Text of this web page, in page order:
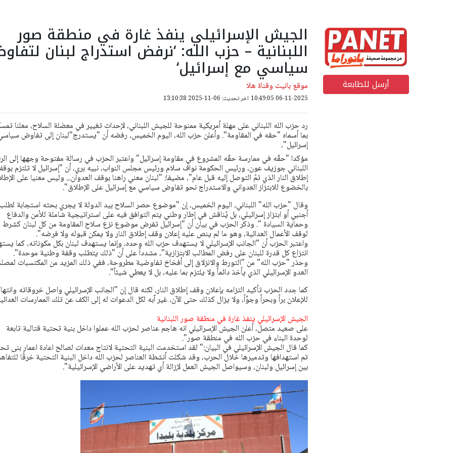
أرسل للطابعة
الجيش الإسرائيلي ينفذ غارة في منطقة صور
اللبنانية – حزب الله: ‘نرفض استدراج لبنان
سياسي مع إسرائيل‘
موقع بانيت وقناة هلا
06-11-2025 10:49:05 اخر تحديث: 06-11-2025 13:10:38
رد حزب الله اللبناني على مهلة أمريكية ممنوحة للجيش اللبناني، لإحداث تغيير في معضلة السلاح، معلنا
بما أسماه "حقه في المقاومة". وأعلن حزب الله، اليوم الخميس، رفضه أن "يستدرج"لبنان إلى تفاوض
إسرائيل"،
مؤكدا "حقّه في ممارسة حقّه المشروع في مقاومة إسرائيل" واعتبر الحزب في رسالة مفتوحة وجهها إلى
اللبناني جوزيف عون، ورئيس الحكومة نواف سلام ورئيس مجلس النواب، نبيه بري، أن "إسرائيل لا تلتزم
إطلاق النار الذي تمّ التوصل إليه قبل عام"، مضيفا: "لبنان معني راهنا بوقف العدوان... وليس معنيا على
بالخضوع للابتزاز العدواني والاستدراج نحو تفاوض سياسي مع إسرائيل على الإطلاق".
وقال "حزب الله" اللبناني، اليوم الخميس، إن "موضوع حصر السلاح بيد الدولة لا يجري بحثه استجابة لطلب
أجنبي أو ابتزاز إسرائيلي، بل يُناقش ‏في إطار وطني يتم التوافق فيه على استراتيجية شاملة للأمن والدفاع
وحماية السيادة ". وذكر الحزب في بيان أن "إسرائيل تفرض موضوع نزع سلاح المقاومة من كل لبنان كشرط
لوقف الأعمال العدائية، ‏وهو ما لم ينص عليه إعلان وقف إطلاق النار ولا يمكن قبوله ولا فرضه".
واعتبر الحزب أن "الجانب الإسرائيلي لا يستهدف حزب الله وحده، وإنما يستهدف ‏لبنان بكل مكوناته، كما
انتزاع كل قدرة للبنان على رفض المطالب الابتزازية"، مشدداً على أن "ذلك يتطلب وقفة ‏وطنية موحدة".
وحذر "حزب الله" من "التورط والانزلاق إلى أفخاخ تفاوضية مطروحة، ففي ذلك المزيد من المكتسبات
‏العدو الإسرائيلي الذي يأخذ دائماً ولا يلتزم بما عليه، بل لا يعطي شيئاً".
كما جدد الحزب تأكيد التزامه بإعلان وقف إطلاق ‏النار، لكنه قال إن "الجانب الإسرائيلي واصل خروقاته
‏للإعلان براً وبحراً وجوَّاً، ولا يزال كذلك حتى الآن، غير آبه لكل الدعوات له إلى الكف عن ‏تلك الممارسات
الجيش الإسرائيلي ينفذ غارة في منطقة صور اللبنانية
على صعيد متصل، أعلن الجيش الإسرائيلي انه هاجم عناصر لحزب الله عملوا داخل بنية تحتية قتالية تابعة
لوحدة البناء في حزب الله في منطقة صور".
كما قال الجيش الإسرائيلي في البيان:" لقد استخدمت البنية التحتية لانتاج معدات لصالح اعادة اعمار بنى
تم استهدافها وتدميرها خلال الحرب، وقد شكلت أنشطة العناصر لحزب الله داخل البنية التحتية خرقًا
بين إسرائيل ولبنان، وسيواصل الجيش العمل لإزالة أي تهديد على الأراضي الإسرائيلية".